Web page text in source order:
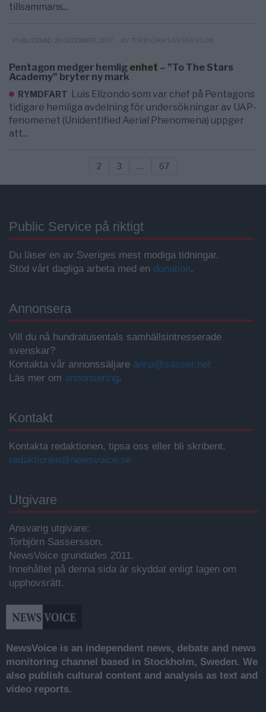
tillsammans...
PUBLICERAD 20 DECEMBER 2017 - AV TORBJÖRN SASSERSSON
Pentagon medger hemlig enhet – ”To The Stars
Academy” bryter ny mark
RYMDFART Luis Elizondo som var chef på Pentagons
tidigare hemliga avdelning för undersökningar av UAP-
fenomenet (Unidentified Aerial Phenomena) uppger
att...
2 3 … 67
Public Service på riktigt
Du läser en av Sveriges mest modiga tidningar.
Stöd vårt dagliga arbeta med en donation.
Annonsera
Vill du nå hundratusentals samhällsintresserade
svenskar?
Kontakta vår annonssäljare anna@sasser.net
Läs mer om annonsering.
Kontakt
Kontakta redaktionen, tipsa oss eller bli skribent.
redaktionen@newsvoice.se
Utgivare
Ansvarig utgivare:
Torbjörn Sassersson.
NewsVoice grundades 2011.
Innehållet på denna sida är skyddat enligt lagen om
upphovsrätt.
NewsVoice is an independent news, debate and news
monitoring channel based in Stockholm, Sweden. We
also publish cultural content and analysis as text and
video reports.